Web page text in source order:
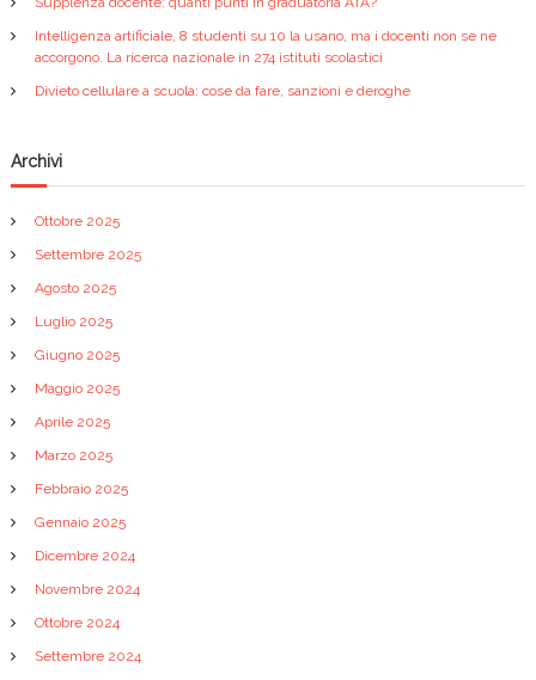
n
e
a
t
i
c
o
l
i
Intelligenza artificiale, 8 studenti su 10 la usano, ma i docenti non se ne
accorgono. La ricerca nazionale in 274 istituti scolastici
Divieto cellulare a scuola: cose da fare, sanzioni e deroghe
Archivi
Ottobre 2025
Settembre 2025
Agosto 2025
Luglio 2025
Giugno 2025
Maggio 2025
Aprile 2025
Marzo 2025
Febbraio 2025
Gennaio 2025
Dicembre 2024
Novembre 2024
Ottobre 2024
Settembre 2024